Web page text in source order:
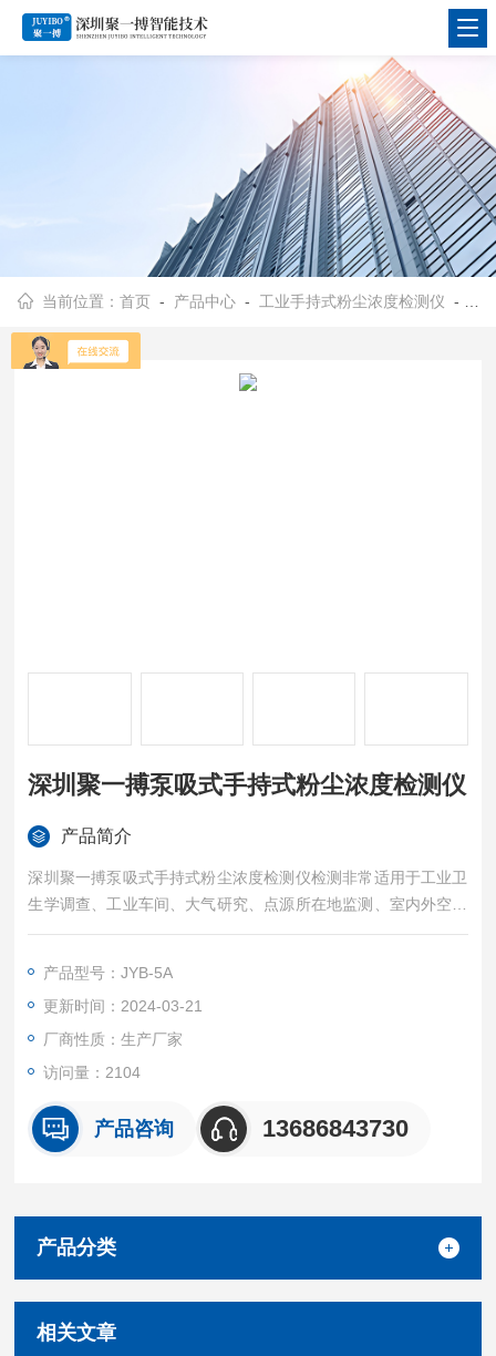
当前位置：首页 - 产品中心 - 工业手持式粉尘浓度检测仪 -
深圳聚一搏泵吸式手持式粉尘浓度检测仪
产品简介
深圳聚一搏泵吸式手持式粉尘浓度检测仪检测非常适用于工业卫
生学调查、工业车间、大气研究、点源所在地监测、室内外空气
质量研究、工程控制评估、验证，以及基线趋势跟踪和监控。可
于干净的居家或办公室以及其它户外环境。不管你是作为家用、
公司用、商业用还是空气冶理产品的销售辅助工具用，检测数据
是具有参考价值的，是空气净化器、新风系统销售辅助工具。
产品型号：JYB-5A
更新时间：2024-03-21
厂商性质：生产厂家
访问量：2104
产品咨询 13686843730
产品分类
相关文章